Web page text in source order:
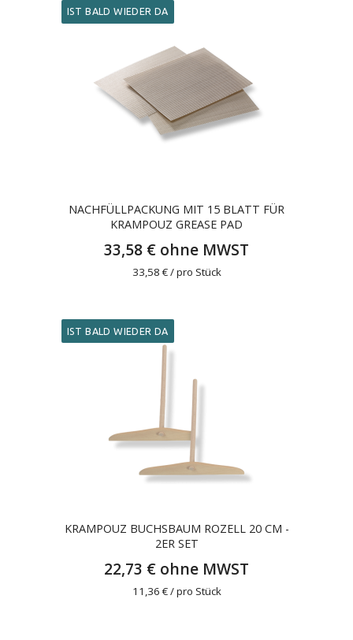
NACHFÜLLPACKUNG MIT 15 BLATT FÜR
KRAMPOUZ GREASE PAD
33,58 € ohne MWST
33,58 € / pro Stück
IST BALD WIEDER DA
KRAMPOUZ BUCHSBAUM ROZELL 20 CM -
2ER SET
22,73 € ohne MWST
11,36 € / pro Stück
IST BALD WIEDER DA